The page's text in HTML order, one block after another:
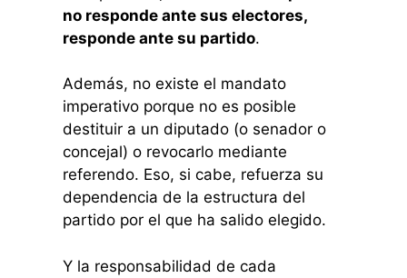
no responde ante sus electores,
responde ante su partido.
Además, no existe el mandato
imperativo porque no es posible
destituir a un diputado (o senador o
concejal) o revocarlo mediante
referendo. Eso, si cabe, refuerza su
dependencia de la estructura del
partido por el que ha salido elegido.
Y la responsabilidad de cada